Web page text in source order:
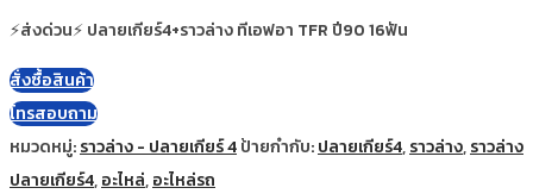
⚡ส่งด่วน⚡ ปลายเกียร์4+ราวล่าง ทีเอฟอา TFR ปี90 16ฟัน
สั่งซื้อสินค้า
โทรสอบถาม
หมวดหมู่:ราวล่าง - ปลายเกียร์ 4ป้ายกำกับ:ปลายเกียร์4,ราวล่าง,ราวล่าง
ปลายเกียร์4,อะไหล่,อะไหล่รถ